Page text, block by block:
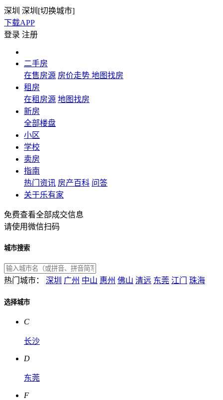
深圳 深圳[切换城市]
下载APP
登录 注册
二手房
在售房源 房价走势 地图找房
租房
在租房源 地图找房
新房
全部楼盘
小区
学校
卖房
指南
热门资讯 房产百科 问答
关于乐有家
免费查看全部成交信息
请使用微信扫码
城市搜索
热门城市： 深圳 广州 中山 惠州 佛山 清远 东莞 江门 珠海
选择城市
C
长沙
D
东莞
F